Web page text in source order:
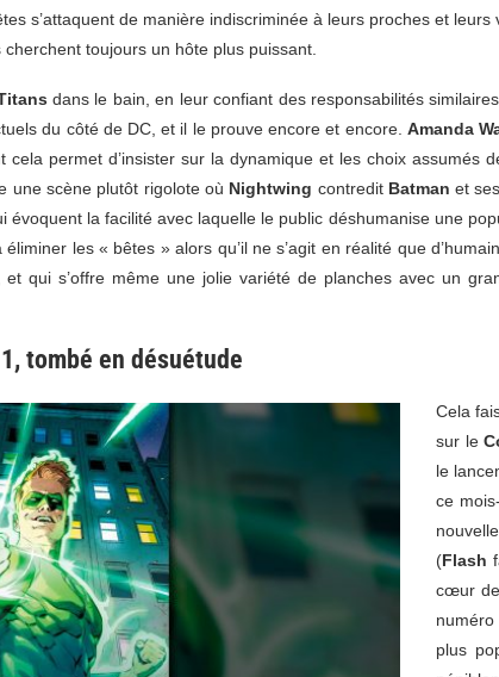
s’attaquent de manière indiscriminée à leurs proches et
toujours un hôte plus puissant.
dans le bain, en leur confiant des responsabilités
du côté de DC, et il le prouve encore et encore. Amanda
permet d’insister sur la dynamique et les choix assumés
une scène plutôt rigolote où Nightwing contredit Batman et
évoquent la facilité avec laquelle le public déshumanise une
les « bêtes » alors qu’il ne s’agit en réalité que
qui s’offre même une jolie variété de planches avec un
tombé en désuétude
Cela
sur le
le
ce
(Flash
cœur
plus